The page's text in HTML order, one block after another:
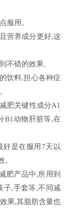
服用。
营养成分更好,这
不错的效果。
饮料,担心各种症
肥关键性成分A1
B1动物肝脏等,在
好是在服用7天以
肥产品中,所用到
子,手套等,不同减
果,其脂肪含量也